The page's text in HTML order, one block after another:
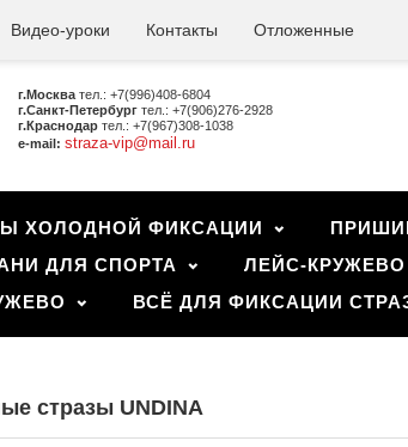
Видео-уроки Контакты Отложенные
г.Москва тел.: +7(996)408-6804
г.Санкт-Петербург тел.: +7(906)276-2928
г.Краснодар тел.: +7(967)308-1038
e-mail: straza-vip@mail.ru
ХОЛОДНОЙ ФИКСАЦИИ
ДЛЯ СПОРТА ЛЕЙС-КРУЖЕВО
ВСЁ ДЛЯ ФИКСАЦИИ
стразы UNDINA